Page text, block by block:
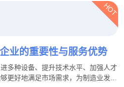
HOT
业的重要性与服务优势
多种设备、提升技术水平、加强人才
更好地满足市场需求，为制造业发展